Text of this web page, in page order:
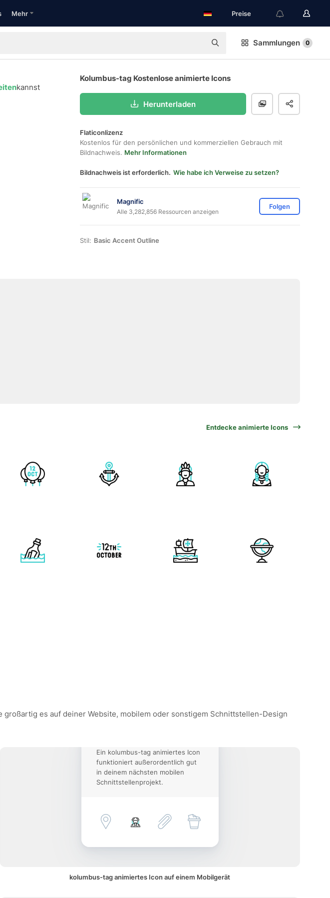
Mehr Preise
Sammlungen 0
kannst
Kolumbus-tag Kostenlose animierte Icons
Herunterladen
Flaticonlizenz
Kostenlos für den persönlichen und kommerziellen Gebrauch mit
Bildnachweis. Mehr Informationen
Bildnachweis ist erforderlich. Wie habe ich Verweise zu setzen?
Magnific
Alle 3,282,856 Ressourcen anzeigen
Folgen
Stil: Basic Accent Outline
Entdecke animierte Icons
es auf deiner Website, mobilem oder sonstigem Schnittstellen-Design
Ein kolumbus-tag animiertes Icon
funktioniert außerordentlich gut
in deinem nächsten mobilen
Schnittstellenprojekt.
kolumbus-tag animiertes Icon auf einem Mobilgerät